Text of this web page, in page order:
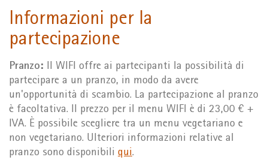
Informazioni per la
partecipazione
Pranzo: Il WIFI offre ai partecipanti la possibilità di
partecipare a un pranzo, in modo da avere
un'opportunità di scambio. La partecipazione al pranzo
è facoltativa. Il prezzo per il menu WIFI è di 23,00 € +
IVA. È possibile scegliere tra un menu vegetariano e
non vegetariano. Ulteriori informazioni relative al
pranzo sono disponibili qui.